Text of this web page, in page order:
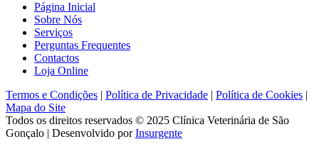
Página Inicial
Sobre Nós
Serviços
Perguntas Frequentes
Contactos
Loja Online
Termos e Condições | Política de Privacidade | Política de Cookies |
Mapa do Site
Todos os direitos reservados © 2025 Clínica Veterinária de São
Gonçalo | Desenvolvido porInsurgente